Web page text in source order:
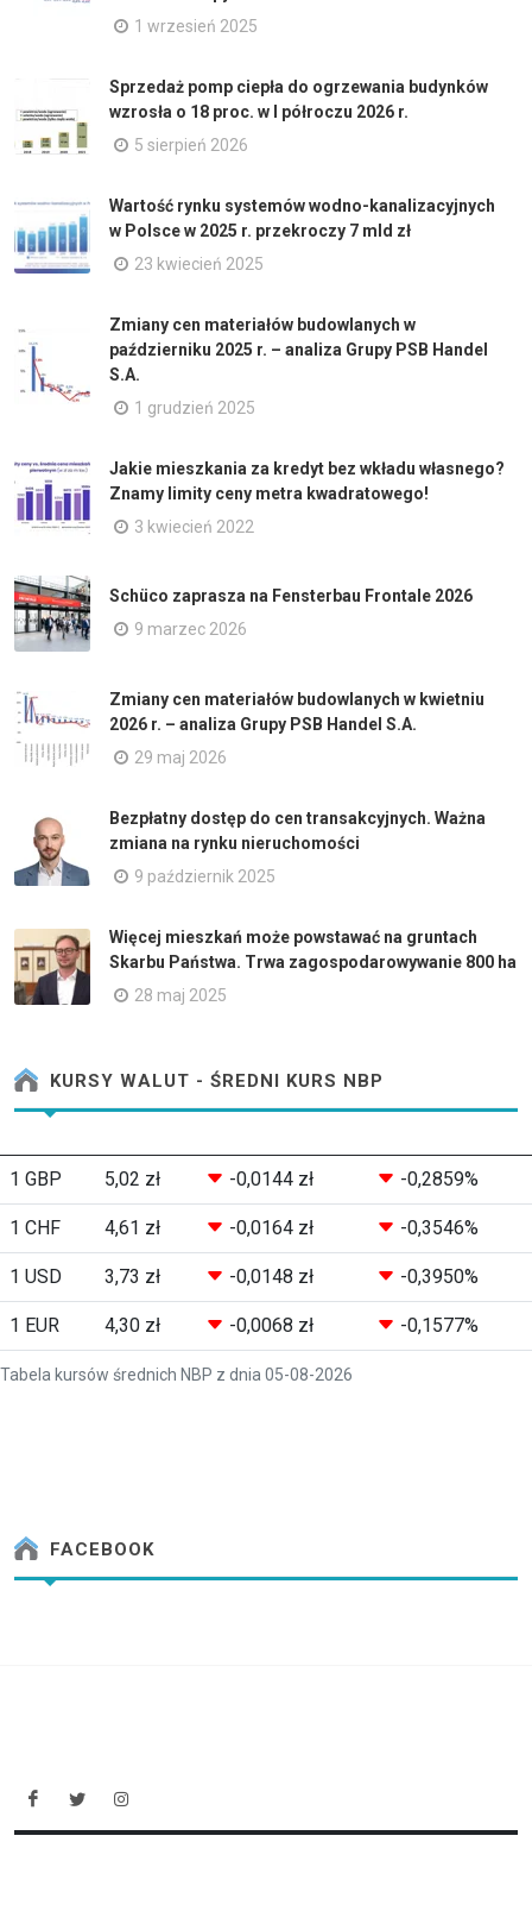
1 wrzesień 2025
Sprzedaż pomp ciepła do ogrzewania budynków
wzrosła o 18 proc. w I półroczu 2026 r.
5 sierpień 2026
Wartość rynku systemów wodno-kanalizacyjnych
w Polsce w 2025 r. przekroczy 7 mld zł
23 kwiecień 2025
Zmiany cen materiałów budowlanych w
październiku 2025 r. – analiza Grupy PSB Handel
S.A.
1 grudzień 2025
Jakie mieszkania za kredyt bez wkładu własnego?
Znamy limity ceny metra kwadratowego!
3 kwiecień 2022
Schüco zaprasza na Fensterbau Frontale 2026
9 marzec 2026
Zmiany cen materiałów budowlanych w kwietniu
2026 r. – analiza Grupy PSB Handel S.A.
29 maj 2026
Bezpłatny dostęp do cen transakcyjnych. Ważna
zmiana na rynku nieruchomości
9 październik 2025
Więcej mieszkań może powstawać na gruntach
Skarbu Państwa. Trwa zagospodarowywanie 800 ha
28 maj 2025
KURSY WALUT - ŚREDNI KURS NBP
Tabela kursów średnich NBP z dnia 05-08-2026
1 GBP 5,02 zł -0,0144 zł -0,2859%
1 CHF 4,61 zł -0,0164 zł -0,3546%
1 USD 3,73 zł -0,0148 zł -0,3950%
1 EUR 4,30 zł -0,0068 zł -0,1577%
FACEBOOK